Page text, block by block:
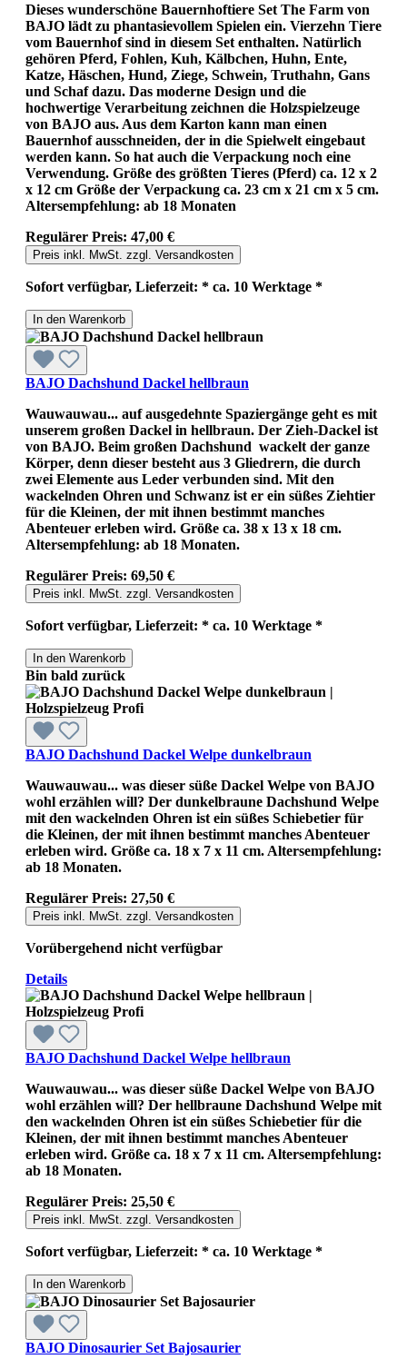
Dieses wunderschöne Bauernhoftiere Set The Farm von
BAJO lädt zu phantasievollem Spielen ein. Vierzehn Tiere
vom Bauernhof sind in diesem Set enthalten. Natürlich
gehören Pferd, Fohlen, Kuh, Kälbchen, Huhn, Ente,
Katze, Häschen, Hund, Ziege, Schwein, Truthahn, Gans
und Schaf dazu. Das moderne Design und die
hochwertige Verarbeitung zeichnen die Holzspielzeuge
von BAJO aus. Aus dem Karton kann man einen
Bauernhof ausschneiden, der in die Spielwelt eingebaut
werden kann. So hat auch die Verpackung noch eine
Verwendung. Größe des größten Tieres (Pferd) ca. 12 x 2
x 12 cm Größe der Verpackung ca. 23 cm x 21 cm x 5 cm.
Altersempfehlung: ab 18 Monaten
Regulärer Preis: 47,00 €
Preis inkl. MwSt. zzgl. Versandkosten
Sofort verfügbar, Lieferzeit: * ca. 10 Werktage *
In den Warenkorb
BAJO Dachshund Dackel hellbraun
Wauwauwau... auf ausgedehnte Spaziergänge geht es mit
unserem großen Dackel in hellbraun. Der Zieh-Dackel ist
von BAJO. Beim großen Dachshund wackelt der ganze
Körper, denn dieser besteht aus 3 Gliedrern, die durch
zwei Elemente aus Leder verbunden sind. Mit den
wackelnden Ohren und Schwanz ist er ein süßes Ziehtier
für die Kleinen, der mit ihnen bestimmt manches
Abenteuer erleben wird. Größe ca. 38 x 13 x 18 cm.
Altersempfehlung: ab 18 Monaten.
Regulärer Preis: 69,50 €
Preis inkl. MwSt. zzgl. Versandkosten
Sofort verfügbar, Lieferzeit: * ca. 10 Werktage *
In den Warenkorb
Bin bald zurück
BAJO Dachshund Dackel Welpe dunkelbraun
Wauwauwau... was dieser süße Dackel Welpe von BAJO
wohl erzählen will? Der dunkelbraune Dachshund Welpe
mit den wackelnden Ohren ist ein süßes Schiebetier für
die Kleinen, der mit ihnen bestimmt manches Abenteuer
erleben wird. Größe ca. 18 x 7 x 11 cm. Altersempfehlung:
ab 18 Monaten.
Regulärer Preis: 27,50 €
Preis inkl. MwSt. zzgl. Versandkosten
Vorübergehend nicht verfügbar
Details
BAJO Dachshund Dackel Welpe hellbraun
Wauwauwau... was dieser süße Dackel Welpe von BAJO
wohl erzählen will? Der hellbraune Dachshund Welpe mit
den wackelnden Ohren ist ein süßes Schiebetier für die
Kleinen, der mit ihnen bestimmt manches Abenteuer
erleben wird. Größe ca. 18 x 7 x 11 cm. Altersempfehlung:
ab 18 Monaten.
Regulärer Preis: 25,50 €
Preis inkl. MwSt. zzgl. Versandkosten
Sofort verfügbar, Lieferzeit: * ca. 10 Werktage *
In den Warenkorb
BAJO Dinosaurier Set Bajosaurier